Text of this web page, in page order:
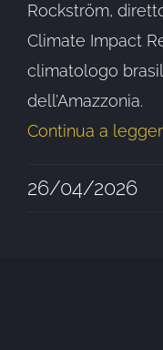
Rockström,
Climate Impact
climatologo
dell’Amazzonia.
Continua a
26/04/2026